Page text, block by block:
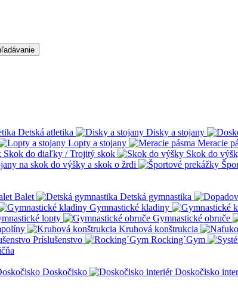
Detská atletika Disky a stojany
Lopty a stojany Meracie
Skok do diaľky / Trojitý skok Skok do
na skok do výšky a skok o žrdi
Balet Detská gymnastika
Gymnastické kladiny
lopty Gymnastické obruče
Kruhová konštrukcia
Príslušenstvo Rocking´Gym
Doskočisko Doskočisko